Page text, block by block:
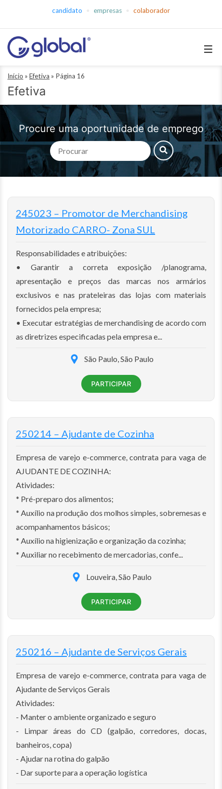
conteúdo
candidato empresas colaborador
Global
Empregos
Início » Efetiva » Página 16
Efetiva
Procure uma oportunidade de emprego
245023 – Promotor de Merchandising
Motorizado CARRO- Zona SUL
Responsabilidades e atribuições:
• Garantir a correta exposição /planograma,
apresentação e preços das marcas nos armários
exclusivos e nas prateleiras das lojas com materiais
fornecidos pela empresa;
• Executar estratégias de merchandising de acordo com
as diretrizes especificadas pela empresa e...
São Paulo, São Paulo
PARTICIPAR
250214 – Ajudante de Cozinha
Empresa de varejo e-commerce, contrata para vaga de
AJUDANTE DE COZINHA:
Atividades:
* Pré-preparo dos alimentos;
* Auxílio na produção dos molhos simples, sobremesas e
acompanhamentos básicos;
* Auxílio na higienização e organização da cozinha;
* Auxiliar no recebimento de mercadorias, confe...
Louveira, São Paulo
PARTICIPAR
250216 – Ajudante de Serviços Gerais
Empresa de varejo e-commerce, contrata para vaga de
Ajudante de Serviços Gerais
Atividades:
- Manter o ambiente organizado e seguro
- Limpar áreas do CD (galpão, corredores, docas,
banheiros, copa)
- Ajudar na rotina do galpão
- Dar suporte para a operação logística